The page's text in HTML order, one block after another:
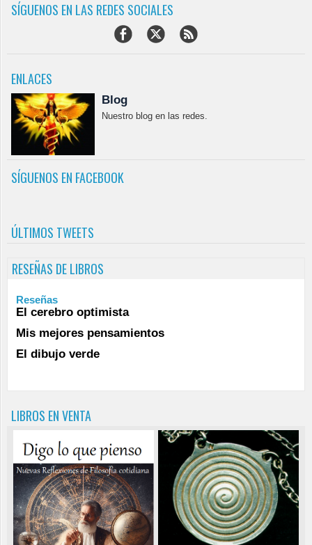
SÍGUENOS EN LAS REDES SOCIALES
ENLACES
Blog
Nuestro blog en las redes.
SÍGUENOS EN FACEBOOK
ÚLTIMOS TWEETS
RESEÑAS DE LIBROS
Reseñas
El cerebro optimista
Mis mejores pensamientos
El dibujo verde
LIBROS EN VENTA